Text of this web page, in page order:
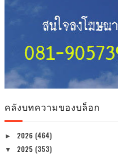
คลังบทความของบล็อก
► 2026 (464)
▼ 2025 (353)